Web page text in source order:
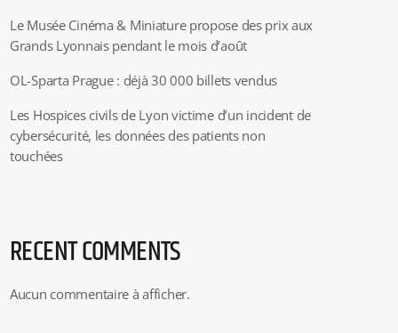
Le Musée Cinéma & Miniature propose des prix aux
Grands Lyonnais pendant le mois d’août
OL-Sparta Prague : déjà 30 000 billets vendus
Les Hospices civils de Lyon victime d’un incident de
cybersécurité, les données des patients non
touchées
RECENT COMMENTS
Aucun commentaire à afficher.